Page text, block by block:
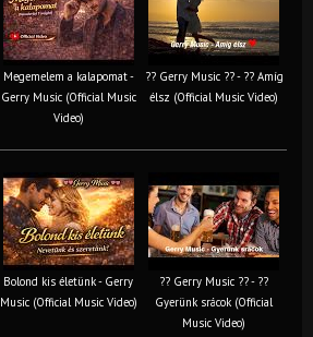
Megemelem a kalapomat -
Gerry Music (Official Music
Video)
?? Gerry Music ?? - ?? Amíg
élsz (Official Music Video)
Bolond kis életünk - Gerry
Music (Official Music Video)
?? Gerry Music ?? - ??
Gyerünk srácok (Official
Music Video)